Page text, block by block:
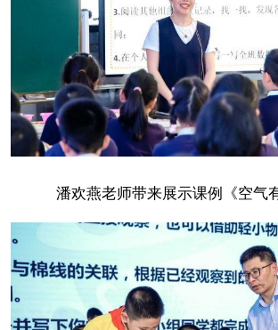
潘欢燕老师带来展示课例《空气